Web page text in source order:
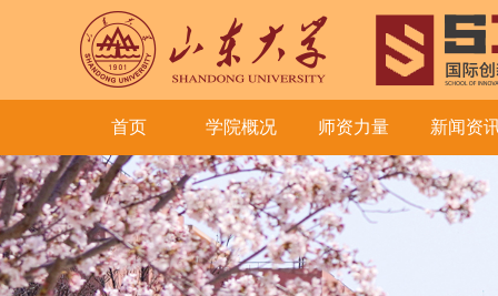
首页 学院概况 师资力量 新闻资